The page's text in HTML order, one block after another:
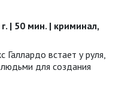
| 50 мин. | криминал,
встает у руля,
для создания